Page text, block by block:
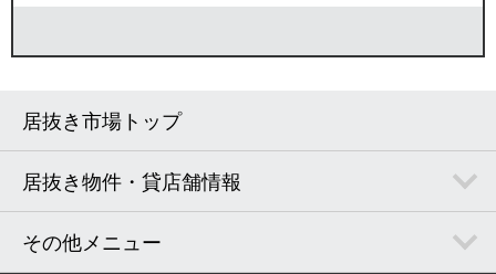
居抜き市場トップ
居抜き物件・貸店舗情報
その他メニュー